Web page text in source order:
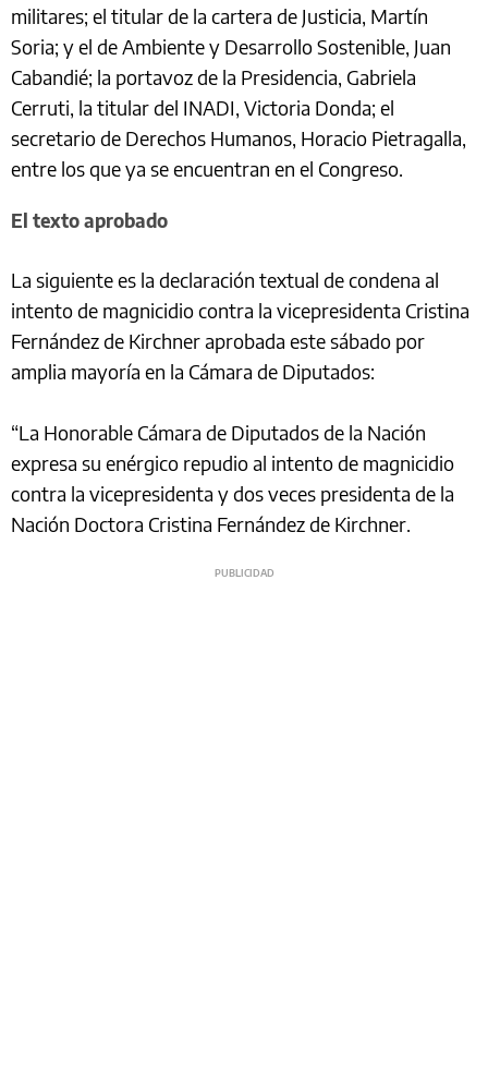
militares; el titular de la cartera de Justicia, Martín
Soria; y el de Ambiente y Desarrollo Sostenible, Juan
Cabandié; la portavoz de la Presidencia, Gabriela
Cerruti, la titular del INADI, Victoria Donda; el
secretario de Derechos Humanos, Horacio Pietragalla,
entre los que ya se encuentran en el Congreso.
El texto aprobado
La siguiente es la declaración textual de condena al
intento de magnicidio contra la vicepresidenta Cristina
Fernández de Kirchner aprobada este sábado por
amplia mayoría en la Cámara de Diputados:
“La Honorable Cámara de Diputados de la Nación
expresa su enérgico repudio al intento de magnicidio
contra la vicepresidenta y dos veces presidenta de la
Nación Doctora Cristina Fernández de Kirchner.